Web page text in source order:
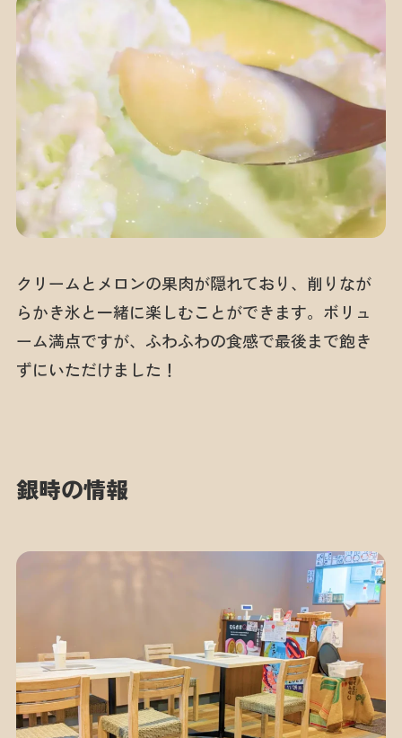
クリームとメロンの果肉が隠れており、削りなが
らかき氷と一緒に楽しむことができます。ボリュ
ーム満点ですが、ふわふわの食感で最後まで飽き
ずにいただけました！
銀時の情報